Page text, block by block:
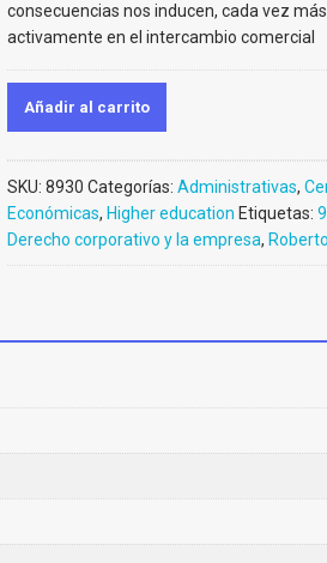
consecuencias nos inducen, cada vez
activamente en el intercambio comercial
Añadir al carrito
SKU: 8930 Categorías: Administrativas,
Económicas, Higher education Etiquetas:
Derecho corporativo y la empresa,